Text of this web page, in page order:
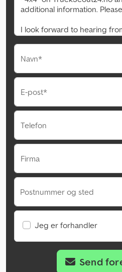
Navn*
E-post*
Telefon
Firma
Postnummer og sted
Jeg er forhandler
Send